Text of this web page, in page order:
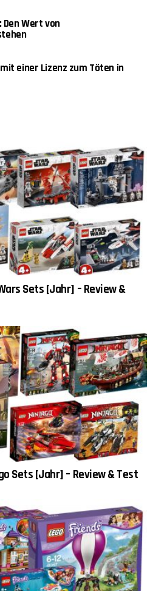
Wert von
einer Lizenz zum Töten in
Sets [Jahr] – Review &
Sets [Jahr] – Review & Test